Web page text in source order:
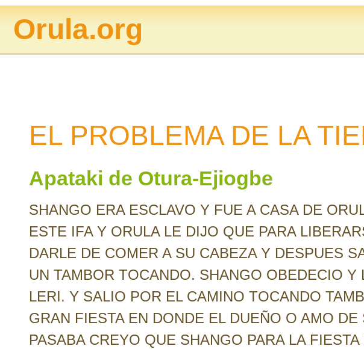
Orula.org
EL PROBLEMA DE LA
Apataki de Otura-Ejiogbe
SHANGO ERA ESCLAVO Y FUE A CASA DE
ESTE IFA Y ORULA LE DIJO QUE PARA
DARLE DE COMER A SU CABEZA Y DESPUES
UN TAMBOR TOCANDO. SHANGO OBEDECIO Y
LERI. Y SALIO POR EL CAMINO TOCANDO
GRAN FIESTA EN DONDE EL DUEÑO O AMO
PASABA CREYO QUE SHANGO PARA LA